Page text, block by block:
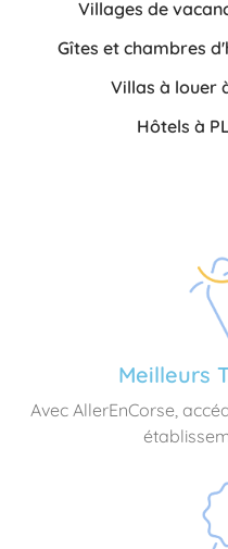
Villages de
Gîtes et chambres
Villas à louer
Hôtels à
Meilleurs
Avec AllerEnCorse,